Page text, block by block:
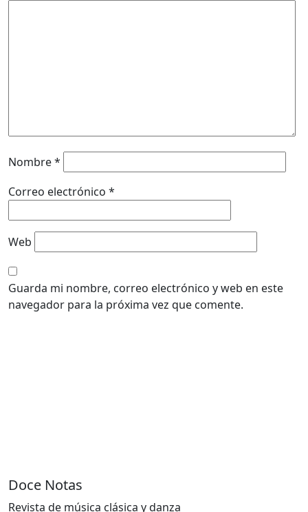
Nombre*
Correo electrónico *
Web
Guarda mi nombre, correo electrónico y web en este
navegador para la próxima vez que comente.
Doce Notas
Revista de música clásica y danza